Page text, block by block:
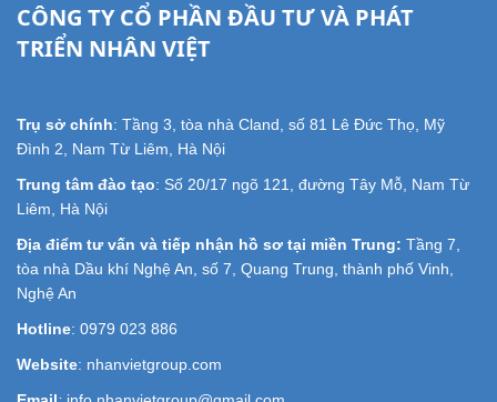
CÔNG TY CỔ PHẦN ĐẦU TƯ VÀ PHÁT
TRIỂN NHÂN VIỆT
Trụ sở chính: Tầng 3, tòa nhà Cland, số 81 Lê Đức Thọ, Mỹ
Đình 2, Nam Từ Liêm, Hà Nội
Trung tâm đào tạo: Số 20/17 ngõ 121, đường Tây Mỗ, Nam Từ
Liêm, Hà Nội
Địa điểm tư vấn và tiếp nhận hồ sơ tại miền Trung: Tầng 7,
tòa nhà Dầu khí Nghệ An, số 7, Quang Trung, thành phố Vinh,
Nghệ An
Hotline: 0979 023 886
Website: nhanvietgroup.com